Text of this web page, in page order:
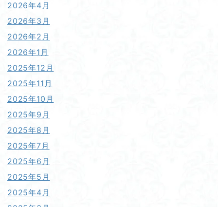
2026年4月
2026年3月
2026年2月
2026年1月
2025年12月
2025年11月
2025年10月
2025年9月
2025年8月
2025年7月
2025年6月
2025年5月
2025年4月